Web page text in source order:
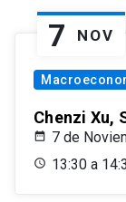
7 NOV
Chenzi Xu,
7 de
13:30 a